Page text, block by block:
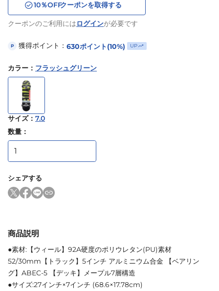
10％OFFクーポンを取得する
クーポンのご利用にはログインが必要です
P 獲得ポイント： 630ポイント(10%) UP
カラー ： フラッシュグリーン
サイズ： 7.0
数量：
シェアする
商品説明
●素材:【ウィール】92A硬度のポリウレタン(PU)素材
52/30mm【トラック】5インチ アルミニウム合金 【ベアリン
グ】ABEC-5 【デッキ】メープル7層構造
●サイズ:27インチ×7インチ (68.6×17.78cm)